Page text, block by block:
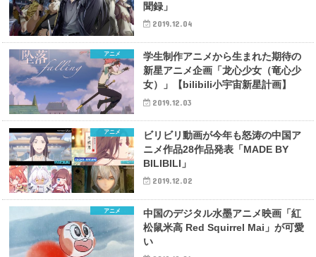
聞録」
2019.12.04
アニメ
学生制作アニメから生まれた期待の
新星アニメ企画「龙心少女（竜心少
女）」【bilibili小宇宙新星計画】
2019.12.03
アニメ
ビリビリ動画が今年も怒涛の中国ア
ニメ作品28作品発表「MADE BY
BILIBILI」
2019.12.02
アニメ
中国のデジタル水墨アニメ映画「紅
松鼠米高 Red Squirrel Mai」が可愛
い